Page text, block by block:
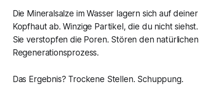
Die Mineralsalze im Wasser lagern sich auf deiner
Kopfhaut ab. Winzige Partikel, die du nicht siehst.
Sie verstopfen die Poren. Stören den natürlichen
Regenerationsprozess.
Das Ergebnis? Trockene Stellen. Schuppung.